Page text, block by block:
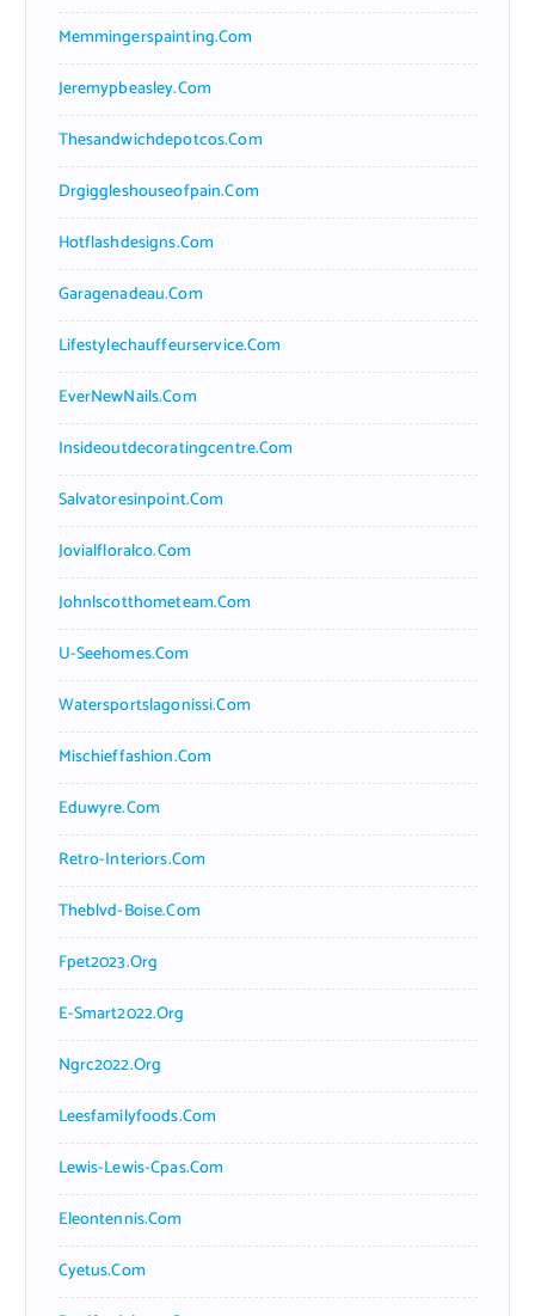
Memmingerspainting.com
Jeremypbeasley.com
Thesandwichdepotcos.com
Drgiggleshouseofpain.com
Hotflashdesigns.com
Garagenadeau.com
Lifestylechauffeurservice.com
EverNewNails.com
Insideoutdecoratingcentre.com
Salvatoresinpoint.com
Jovialfloralco.com
Johnlscotthometeam.com
U-Seehomes.com
Watersportslagonissi.com
Mischieffashion.com
Eduwyre.com
Retro-Interiors.com
Theblvd-Boise.com
Fpet2023.org
E-Smart2022.org
Ngrc2022.org
Leesfamilyfoods.com
Lewis-Lewis-Cpas.com
Eleontennis.com
Cyetus.com